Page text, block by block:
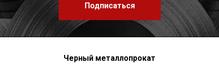
Подписаться
Черный металлопрокат